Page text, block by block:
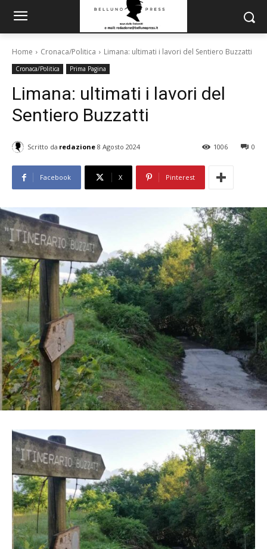
Home Cronaca/Politica Limana: ultimati i lavori del Sentiero Buzzatti
Cronaca/Politica Prima Pagina
Limana: ultimati i lavori del
Sentiero Buzzatti
Scritto da redazione 8 Agosto 2024 0
1006
Facebook X Pinterest